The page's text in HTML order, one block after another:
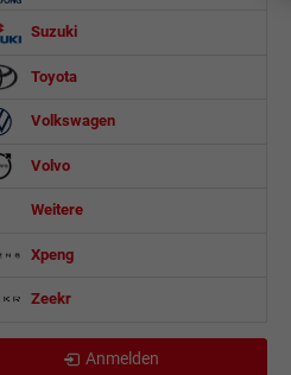
Suzuki
Toyota
Volkswagen
Volvo
Weitere
Xpeng
Zeekr
Anmelden